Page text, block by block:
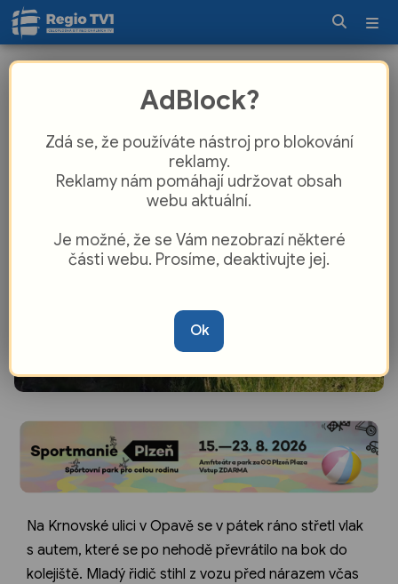
převráceného auta, řidič stihl utéct
Na Krnovské ulici v Opavě se v pátek ráno střetl vlak
s autem, které se po nehodě převrátilo na bok do
kolejiště. Mladý řidič stihl z vozu před nárazem včas
AdBlock?
Zdá se, že používáte nástroj pro blokování
reklamy.
Reklamy nám pomáhají udržovat obsah
webu aktuální.
Je možné, že se Vám nezobrazí některé
části webu. Prosíme, deaktivujte jej.
Ok